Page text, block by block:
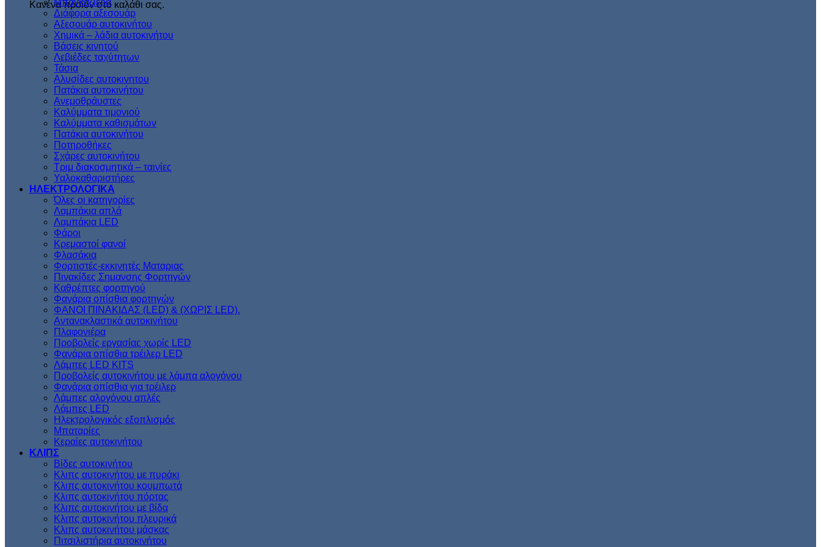
Κανένα προϊόν στο καλάθι σας.
Μπαγκαζιέρα
Διάφορα αξεσουάρ
Αξεσουάρ αυτοκινήτου
Χημικά – λάδια αυτοκινήτου
Βάσεις κινητού
Λεβιέδες ταχύτητων
Τάσια
Αλυσίδες αυτοκινητου
Πατάκια αυτοκινήτου
Ανεμοθράυστες
Καλύμματα τιμονιού
Καλύμματα καθισμάτων
Πατάκια αυτοκινήτου
Ποτηροθήκες
Σχάρες αυτοκινήτου
Τριμ διακοσμητικά – ταινίες
Υαλοκαθαριστήρες
ΗΛΕΚΤΡΟΛΟΓΙΚΑ
Όλες οι κατηγορίες
Λαμπάκια απλά
Λαμπάκια LED
Φάροι
Κρεμαστοί φανοί
Φλασάκια
Φορτιστές-εκκινητές Ματαριας
Πινακίδες Σημανσης Φορτηγών
Kαθρέπτες φορτηγού
Φανάρια οπίσθια φορτηγών
ΦΑΝΟΙ ΠΙΝΑΚΙΔΑΣ (LED) & (XΩΡΙΣ LED).
Aντανακλαστικά αυτοκινήτου
Πλαφονιέρα
Προβολείς εργασίας χωρίς LED
Φανάρια οπίσθια τρέιλερ LED
Λάμπες LED KITS
Προβολείς αυτοκινήτου με λάμπα αλογόνου
Φανάρια οπίσθια για τρέιλερ
Λάμπες αλογόνου απλές
Λάμπες LED
Ηλεκτρολογικός εξοπλισμός
Μπαταρίες
Κεραίες αυτοκινήτου
ΚΛΙΠΣ
Βίδες αυτοκινήτου
Kλιπς αυτοκινήτου με πυράκι
Kλιπς αυτοκινήτου κουμπωτά
Κλιπς αυτοκινήτου πόρτας
Κλιπς αυτοκινήτου με βίδα
Kλιπς αυτοκινήτου πλευρικά
Kλιπς αυτοκινήτου μάσκας
Πιτσιλιστήρια αυτοκινήτου